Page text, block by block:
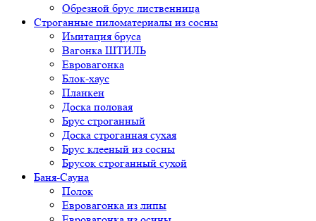
Обрезной брус лиственница
Строганные пиломатериалы из сосны
Имитация бруса
Вагонка ШТИЛЬ
Евровагонка
Блок-хаус
Планкен
Доска половая
Брус строганный
Доска строганная сухая
Брус клееный из сосны
Брусок строганный сухой
Баня-Сауна
Полок
Евровагонка из липы